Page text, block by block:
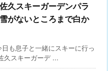
久スキーガーデンパラ
がないところまで白か
も息子と一緒にスキーに行っ
久スキーガーデ ...